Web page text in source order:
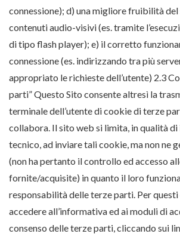
connessione); d) una migliore fruibilità del
contenuti audio-visivi (es. tramite
di tipo flash player); e) il corretto
connessione (es. indirizzando tra più
appropriato le richieste dell’utente) 2.3
parti” Questo Sito consente altresì la
terminale dell’utente di cookie di terze
collabora. Il sito web si limita, in qualità
tecnico, ad inviare tali cookie, ma non ne
(non ha pertanto il controllo ed accesso
fornite/acquisite) in quanto il loro
responsabilità delle terze parti. Per
accedere all’informativa ed ai moduli di
consenso delle terze parti, cliccando sui